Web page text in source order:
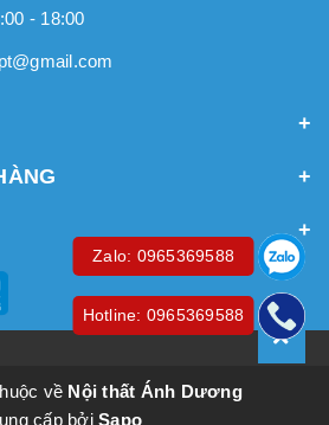
- 18:00
về Nội thất Ánh Dương
cấp bởiSapo
Zalo: 0965369588
Hotline: 0965369588